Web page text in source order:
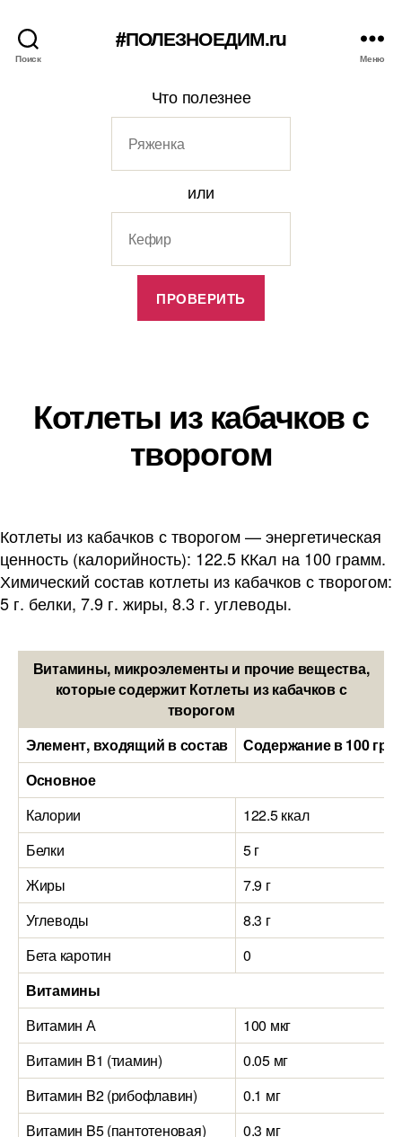
Поиск
#ПОЛЕЗНОЕДИМ.ru
Меню
Что полезнее
или
Котлеты из кабачков с
творогом
Котлеты из кабачков с творогом — энергетическая
ценность (калорийность): 122.5 ККал на 100 грамм.
Химический состав котлеты из кабачков с творогом:
5 г. белки, 7.9 г. жиры, 8.3 г. углеводы.
Витамины, микроэлементы и прочие вещества,
которые содержит Котлеты из кабачков с
творогом
Элемент, входящий в состав
Содержание в 100
Основное
Калории
122.5 ккал
Белки
5 г
Жиры
7.9 г
Углеводы
8.3 г
Бета каротин
0
Витамины
Витамин А
100 мкг
Витамин B1 (тиамин)
0.05 мг
Витамин B2 (рибофлавин)
0.1 мг
Витамин B5 (пантотеновая)
0.3 мг